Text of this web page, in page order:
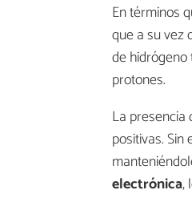
En términos
que a su vez
de
protones.
La
positivas.
electrónica,